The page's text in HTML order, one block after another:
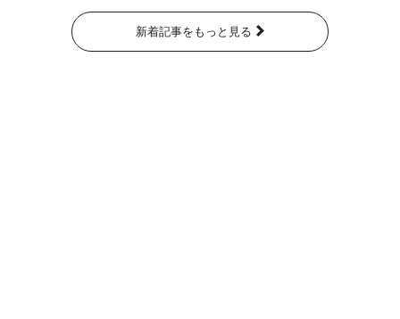
新着記事をもっと見る